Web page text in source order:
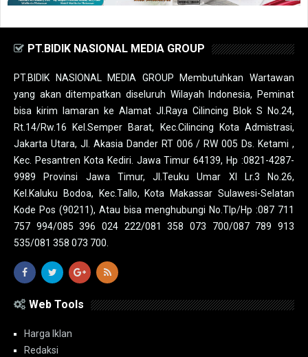
PT.BIDIK NASIONAL MEDIA GROUP
PT.BIDIK NASIONAL MEDIA GROUP Membutuhkan Wartawan
yang akan ditempatkan diseluruh Wilayah Indonesia, Peminat
bisa kirim lamaran ke Alamat Jl.Raya Cilincing Blok S No.24,
Rt.14/Rw.16 Kel.Semper Barat, Kec.Cilincing Kota Admistrasi,
Jakarta Utara, Jl. Akasia Dander RT 006 / RW 005 Ds. Ketami ,
Kec. Pesantren Kota Kediri. Jawa Timur 64139, Hp :0821-4287-
9989 Provinsi Jawa Timur, Jl.Teuku Umar XI Lr.3 No.26,
Kel.Kaluku Bodoa, Kec.Tallo, Kota Makassar Sulawesi-Selatan
Kode Pos (90211), Atau bisa menghubungi No.Tlp/Hp :087 711
757 994/085 396 024 222/081 358 073 700/087 789 913
535/081 358 073 700.
Web Tools
Harga Iklan
Redaksi